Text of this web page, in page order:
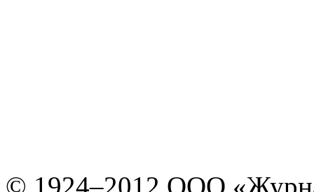
© 1924–2012 ООО